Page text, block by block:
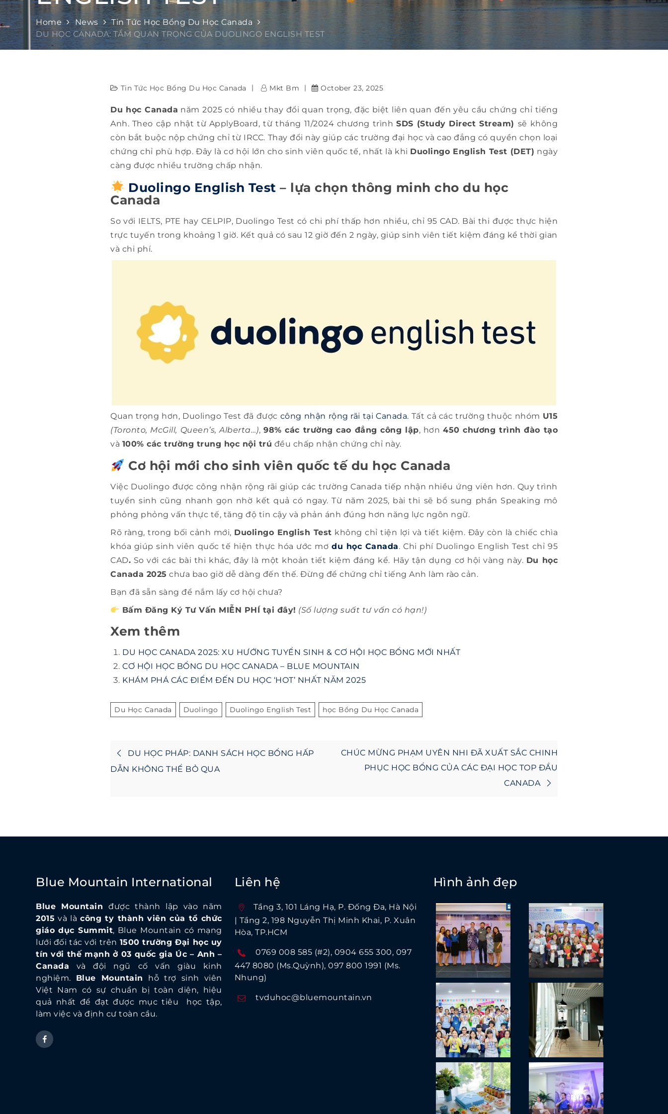
Home News
Tin Tức Học Bổng Du Học Canada
DU HỌC CANADA: TẦM QUAN TRỌNG CỦA DUOLINGO ENGLISH TEST
Tin Tức Học Bổng Du Học Canada Mkt Bm October 23, 2025
Du học Canada năm 2025 có nhiều thay đổi quan trọng, đặc biệt liên quan đến yêu cầu chứng chỉ tiếng
Anh. Theo cập nhật từ ApplyBoard, từ tháng 11/2024 chương trìnhSDS (Study Direct Stream) sẽ không
còn bắt buộc nộp chứng chỉ từ IRCC. Thay đổi này giúp các trường đại học và cao đẳng có quyền chọn loại
chứng chỉ phù hợp. Đây là cơ hội lớn cho sinh viên quốc tế, nhất là khi Duolingo English Test (DET) ngày
càng được nhiều trường chấp nhận.
Duolingo English Test – lựa chọn thông minh cho du học
Canada
So với IELTS, PTE hay CELPIP, Duolingo Test có chi phí thấp hơn nhiều, chỉ 95 CAD. Bài thi được thực hiện
trực tuyến trong khoảng 1 giờ. Kết quả có sau 12 giờ đến 2 ngày, giúp sinh viên tiết kiệm đáng kể thời gian
và chi phí.
Quan trọng hơn, Duolingo Test đã được công nhận rộng rãi tại Canada. Tất cả các trường thuộc nhóm U15
(Toronto, McGill, Queen’s, Alberta…), 98% các trường cao đẳng công lập, hơn 450 chương trình đào tạo
và 100% các trường trung học nội trú đều chấp nhận chứng chỉ này.
Cơ hội mới cho sinh viên quốc tế du học Canada
Việc Duolingo được công nhận rộng rãi giúp các trường Canada tiếp nhận nhiều ứng viên hơn. Quy trình
tuyển sinh cũng nhanh gọn nhờ kết quả có ngay. Từ năm 2025, bài thi sẽ bổ sung phần Speaking mô
phỏng phỏng vấn thực tế, tăng độ tin cậy và phản ánh đúng hơn năng lực ngôn ngữ.
Rõ ràng, trong bối cảnh mới, Duolingo English Test không chỉ tiện lợi và tiết kiệm. Đây còn là chiếc chìa
khóa giúp sinh viên quốc tế hiện thực hóa ước mơdu học Canada. Chi phí Duolingo English Test chỉ 95
CAD. So với các bài thi khác, đây là một khoản tiết kiệm đáng kể. Hãy tận dụng cơ hội vàng này. Du học
Canada 2025 chưa bao giờ dễ dàng đến thế. Đừng để chứng chỉ tiếng Anh làm rào cản.
Bạn đã sẵn sàng để nắm lấy cơ hội chưa?
Bấm Đăng Ký Tư Vấn MIỄN PHÍ tại đây! (Số lượng suất tư vấn có hạn!)
Xem thêm
DU HỌC CANADA 2025: XU HƯỚNG TUYỂN SINH & CƠ HỘI HỌC BỔNG MỚI NHẤT
CƠ HỘI HỌC BỔNG DU HỌC CANADA – BLUE MOUNTAIN
KHÁM PHÁ CÁC ĐIỂM ĐẾN DU HỌC ‘HOT’ NHẤT NĂM 2025
Du Học Canada Duolingo Duolingo English Test Học Bổng Du Học Canada
Post
navigation
DU HỌC PHÁP: DANH SÁCH HỌC BỔNG HẤP
DẪN KHÔNG THỂ BỎ QUA
CHÚC MỪNG PHẠM UYÊN NHI ĐÃ XUẤT SẮC CHINH
PHỤC HỌC BỔNG CỦA CÁC ĐẠI HỌC TOP ĐẦU
CANADA
Blue Mountain International
Blue Mountainđược thành lập vào năm
2015 và làcông ty thành viên của tổ chức
giáo dục Summit, Blue Mountain có mạng
lưới đối tác với trên 1500 trường Đại học uy
tín với thế mạnh ở 03 quốc gia Úc – Anh –
Canada và đội ngũ cố vấn giàu kinh
nghiệm. Blue Mountain hỗ trợ sinh viên
Việt Nam có sự chuẩn bị toàn diện, hiệu
quả nhất để đạt được mục tiêu học tập,
làm việc và định cư toàn cầu.
Liên hệ
Tầng 3, 101 Láng Hạ, P. Ðống Ða, Hà Nội
| Tầng 2, 198 Nguyễn Thị Minh Khai, P. Xuân
Hòa, TP.HCM
0769 008 585 (#2) 0904 655 300 097
447 8080 (Ms.Quỳnh) 097 800 1991 (Ms.
Nhung)
tvduhoc@bluemountain.vn
Hình ảnh đẹp